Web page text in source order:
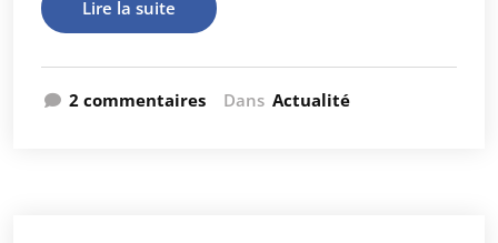
Lire la suite
2 commentaires Dans Actualité